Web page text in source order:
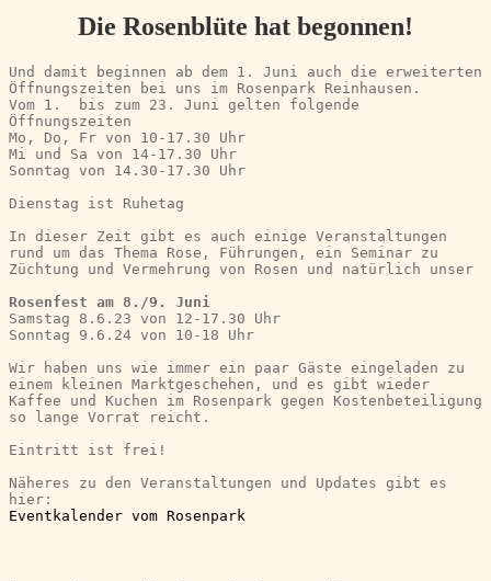
Die Rosenblüte hat begonnen!
Und damit beginnen ab dem 1. Juni auch die erweiterten
Öffnungszeiten bei uns im Rosenpark Reinhausen.
Vom 1.  bis zum 23. Juni gelten folgende
Öffnungszeiten
Mo, Do, Fr von 10-17.30 Uhr
Mi und Sa von 14-17.30 Uhr
Sonntag von 14.30-17.30 Uhr
Dienstag ist Ruhetag
In dieser Zeit gibt es auch einige Veranstaltungen
rund um das Thema Rose, Führungen, ein Seminar zu
Züchtung und Vermehrung von Rosen und natürlich unser
Rosenfest am 8./9. Juni
Samstag 8.6.23 von 12-17.30 Uhr
Sonntag 9.6.24 von 10-18 Uhr
Wir haben uns wie immer ein paar Gäste eingeladen zu
einem kleinen Marktgeschehen, und es gibt wieder
Kaffee und Kuchen im Rosenpark gegen Kostenbeteiligung
so lange Vorrat reicht.
Eintritt ist frei!
Näheres zu den Veranstaltungen und Updates gibt es
hier:
Eventkalender vom Rosenpark